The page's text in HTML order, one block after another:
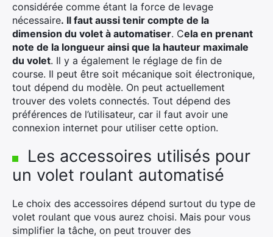
considérée comme étant la force de levage
nécessaire. Il faut aussi tenir compte de la
dimension du volet à automatiser. Cela en prenant
note de la longueur ainsi que la hauteur maximale
du volet. Il y a également le réglage de fin de
course. Il peut être soit mécanique soit électronique,
tout dépend du modèle. On peut actuellement
trouver des volets connectés. Tout dépend des
préférences de l’utilisateur, car il faut avoir une
connexion internet pour utiliser cette option.
Les accessoires utilisés pour
un volet roulant automatisé
Le choix des accessoires dépend surtout du type de
volet roulant que vous aurez choisi. Mais pour vous
simplifier la tâche, on peut trouver des